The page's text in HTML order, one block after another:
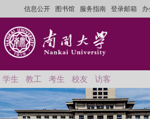
信息公开 图书馆 服务指南 登录邮箱 办
学生 教工 考生 校友 访客